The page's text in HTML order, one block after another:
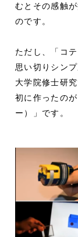
むとその感触
のです。
ただし、「コ
思い切りシン
大学院修士研
初に作ったの
ー）」です。